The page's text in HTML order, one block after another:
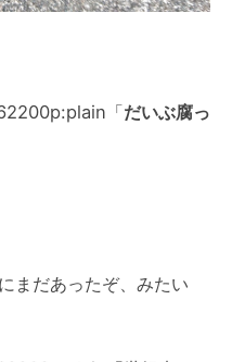
「だいぶ腐っ
まだあったぞ、みたい